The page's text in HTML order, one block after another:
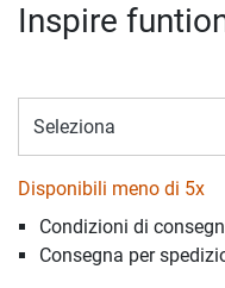
Inspire
Seleziona
Disponibili meno di 5x
Condizioni di
Consegna per